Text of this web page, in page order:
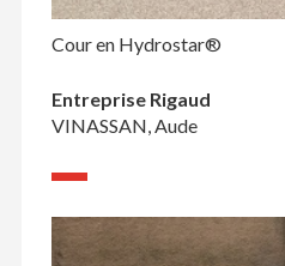
Cour en Hydrostar®
Entreprise Rigaud
VINASSAN, Aude